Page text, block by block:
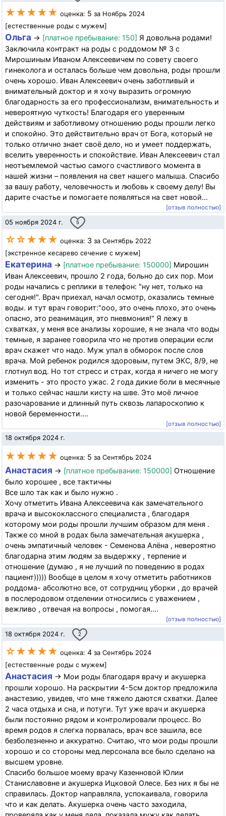
★★★★★ оценка: 5 за Ноябрь 2024
[естественные роды с мужем]
Ольга → [платное пребывание: 150] Я довольна родами!
Заключила контракт на роды с роддомом № 3 с
Мирошиным Иваном Алексеевичем по совету своего
гинеколога и осталась больше чем довольна, роды прошли
очень хорошо. Иван Алексеевич очень заботливый и
внимательный доктор и я хочу выразить огромную
благодарность за его профессионализм, внимательность и
невероятную чуткость! Благодаря его уверенным
действиям и заботливому отношению роды прошли легко
и спокойно. Это действительно врач от Бога, который не
только отлично знает своё дело, но и умеет поддержать,
вселить уверенность и спокойствие. Иван Алексеевич стал
неотъемлемой частью самого счастливого момента в
нашей жизни – появления на свет нашего малыша. Спасибо
за вашу работу, человечность и любовь к своему делу! Вы
дарите счастье и помогаете появляться на свет новой...
[отзыв полностью]
05 ноября 2024 г. 5
☆☆★★★ оценка: 3 за Сентябрь 2022
[экстренное кесарево сечение с мужем]
Екатерина → [платное пребывание: 150000] Мирошин
Иван Алексеевич, прошло 2 года, больно до сих пор. Мои
роды начались с реплики в телефон: "ну нет, только на
сегодня!". Врач приехал, начал осмотр, оказались темные
воды. и тут врач говорит:"ооо, это очень плохо, это очень
опасно, это реанимация, это пневмония!" Я лежу в
схватках, у меня все анализы хорошие, я не знала что воды
темные, я заранее говорила что не против операции если
врач скажет что надо. Муж упал в обморок после слов
врача. Мой ребенок родился здоровым, путем ЭКС, 8/9, не
глотнул вод. Но тот стресс и страх, когда я ничего не могу
изменить - это просто ужас. 2 года дикие боли в месячные
и только сейчас нашли кисту на шве. Это моё личное
разочарование и длинный путь сквозь лапароскопию к
новой беременности....
[отзыв полностью]
18 октября 2024 г.
★★★★★ оценка: 5 за Сентябрь 2024
Анастасия → [платное пребывание: 150000] Отношение
было хорошее , все тактичны
Все шло так как и было нужно .
Хочу отметить Ивана Алексеевича как замечательного
врача и высококлассного специалиста , благодаря
которому мои роды прошли лучшим образом для меня .
Также со мной в родах была замечательная акушерка ,
очень эмпатичный человек - Семенова Алёна , невероятно
благодарна этим людям за выдержку , терпение и
отношение (думаю , я не лучший по поведению в родах
пациент))))) Вообще в целом я хочу отметить работников
роддома- абсолютно все, от сотрудниц уборки , до врачей
в послеродовом отделении относились с уважением ,
вежливо , отвечая на вопросы , помогая....
[отзыв полностью]
18 октября 2024 г. 2
☆★★★★ оценка: 4 за Сентябрь 2024
[естественные роды с мужем]
Анастасия → Мои роды благодаря врачу и акушерка
прошли хорошо. На раскрытии 4-5см доктор предложила
анастезию, увидев, что мне тяжело даются схватки. Далее
2 часа отдыха и сна, и потуги. Тут уже врач и акушерка
были постоянно рядом и контролировали процесс. Во
время родов я слегка порвалась, врач все зашила, все
безболезненно и аккуратно. Считаю, что мои роды прошли
хорошо и со стороны мед.персонала все было сделано на
высшем уровне.
Спасибо большое моему врачу Казенновой Юлии
Станиславовне и акушерка Ицковой Олесе. Без них я бы не
справилась. Доктор направляла, успокаивала, говорила
что и как делать. Акушерка очень часто заходила,